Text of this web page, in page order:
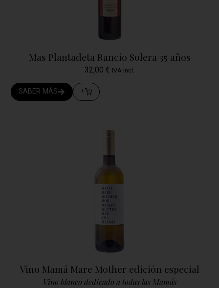
Mas Plantadeta Rancio Solera 35 años
32,00 € IVA incl.
SABER MÁS +
Vino Mamá Mare Mother edición especial
Vino blanco dedicado a todas las Mamás